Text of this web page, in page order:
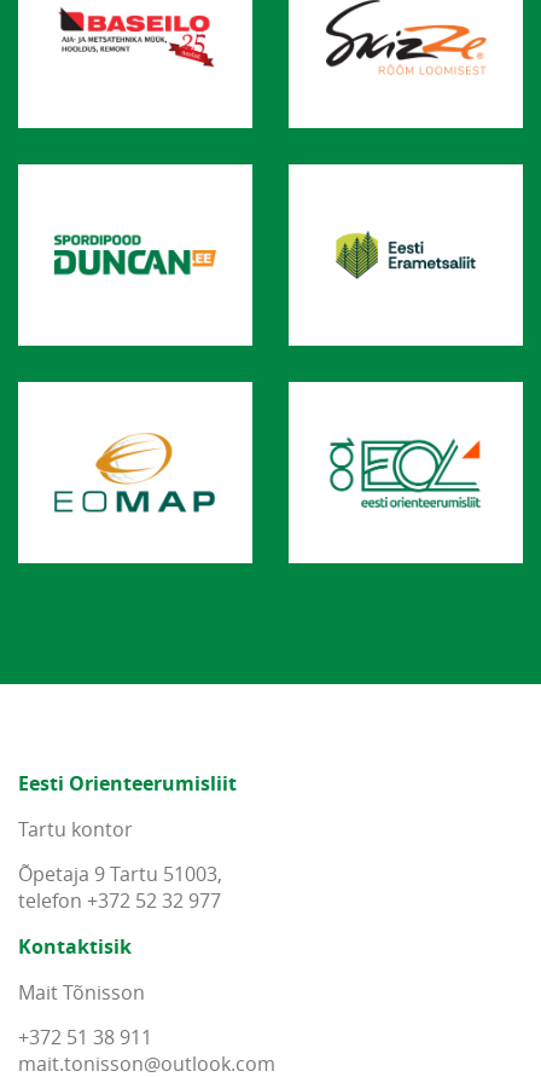
Eesti Orienteerumisliit
Tartu kontor
Õpetaja 9 Tartu 51003,
telefon +372 52 32 977
Kontaktisik
Mait Tõnisson
+372 51 38 911
mait.tonisson@outlook.com